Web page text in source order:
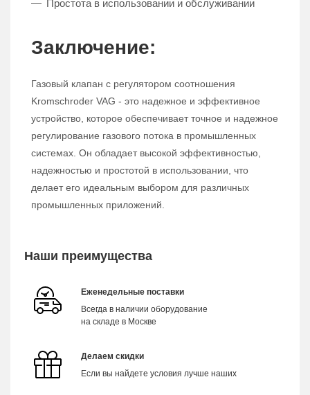
Простота в использовании и обслуживании
Заключение:
Газовый клапан с регулятором соотношения
Kromschroder VAG - это надежное и эффективное
устройство, которое обеспечивает точное и надежное
регулирование газового потока в промышленных
системах. Он обладает высокой эффективностью,
надежностью и простотой в использовании, что
делает его идеальным выбором для различных
промышленных приложений.
Наши преимущества
Еженедельные поставки
Всегда в наличии оборудование
на складе в Москве
Делаем скидки
Если вы найдете условия лучше наших